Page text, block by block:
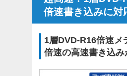
倍速書き込みに対
1層DVD-R16倍速メ
倍速の高速書き込み